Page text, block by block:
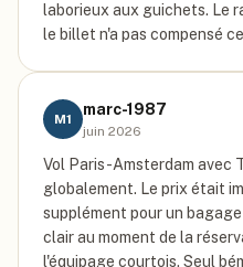
laborieux aux guichets. Le
le billet n'a pas compensé
M1
marc-1987
juin 2026
Vol Paris-Amsterdam avec
globalement. Le prix était
supplément pour un
clair au moment de la
l'équipage courtois. Seul